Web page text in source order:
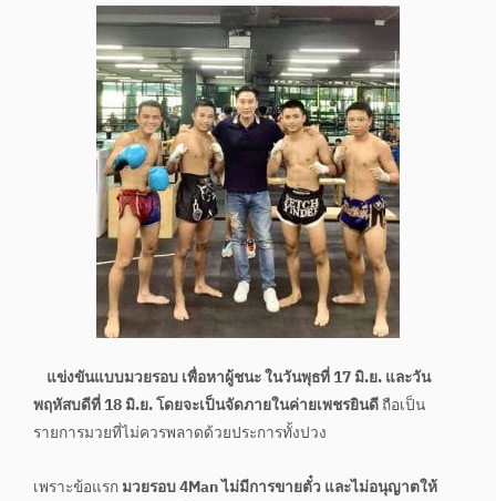
แข่งขันแบบมวยรอบ เพื่อหาผู้ชนะ ในวันพุธที่ 17 มิ.ย. และวัน
พฤหัสบดีที่ 18 มิ.ย. โดยจะเป็นจัดภายในค่ายเพชรยินดีถือเป็น
รายการมวยที่ไม่ควรพลาดด้วยประการทั้งปวง
เพราะข้อแรกมวยรอบ 4Man ไม่มีการขายตั๋ว และไม่อนุญาตให้